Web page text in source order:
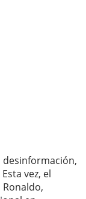
desinformación,
vez, el